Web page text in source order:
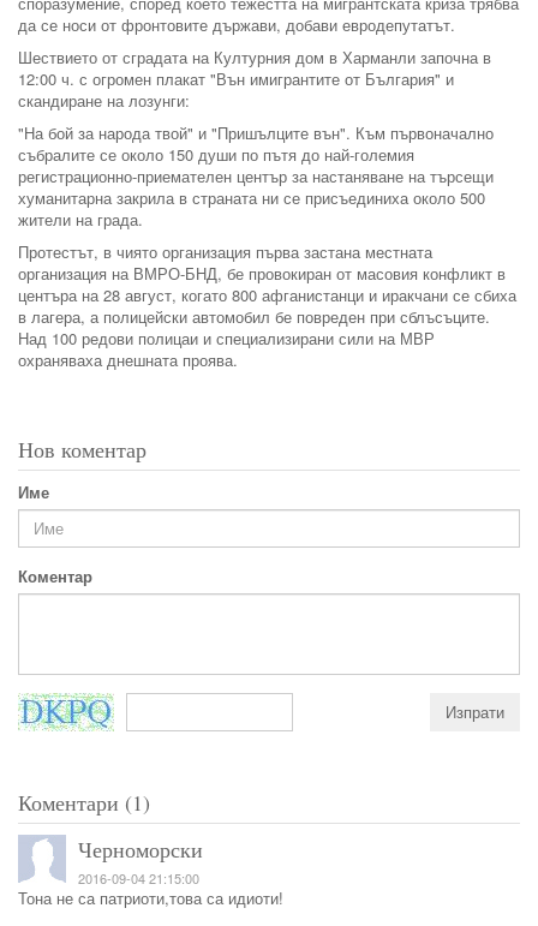
да се носи от фронтовите държави, добави евродепутатът.
Шествието от сградата на Културния дом в Харманли започна в
12:00 ч. с огромен плакат "Вън имигрантите от България" и
скандиране на лозунги:
"На бой за народа твой" и "Пришълците вън". Към първоначално
събралите се около 150 души по пътя до най-големия
регистрационно-приемателен център за настаняване на търсещи
хуманитарна закрила в страната ни се присъединиха около 500
жители на града.
Протестът, в чиято организация първа застана местната
организация на ВМРО-БНД, бе провокиран от масовия конфликт в
центъра на 28 август, когато 800 афганистанци и иракчани се сбиха
в лагера, а полицейски автомобил бе повреден при сблъсъците.
Над 100 редови полицаи и специализирани сили на МВР
охраняваха днешната проява.
Нов коментар
Име
Коментар
Коментари (1)
Черноморски
2016-09-04 21:15:00
Тона не са патриоти,това са идиоти!